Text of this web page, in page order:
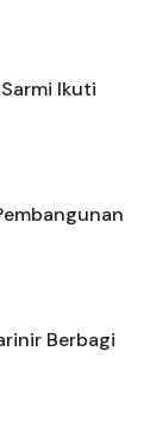
Ikuti
Berbagi